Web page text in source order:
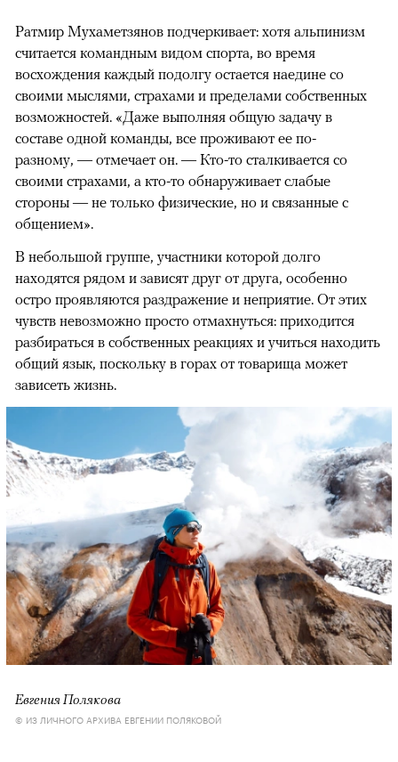
Ратмир Мухаметзянов подчеркивает: хотя альпинизм
считается командным видом спорта, во время
восхождения каждый подолгу остается наедине со
своими мыслями, страхами и пределами собственных
возможностей. «Даже выполняя общую задачу в
составе одной команды, все проживают ее по-
разному, — отмечает он. — Кто-то сталкивается со
своими страхами, а кто-то обнаруживает слабые
стороны — не только физические, но и связанные с
общением».
В небольшой группе, участники которой долго
находятся рядом и зависят друг от друга, особенно
остро проявляются раздражение и неприятие. От этих
чувств невозможно просто отмахнуться: приходится
разбираться в собственных реакциях и учиться находить
общий язык, поскольку в горах от товарища может
зависеть жизнь.
Евгения Полякова
© ИЗ ЛИЧНОГО АРХИВА ЕВГЕНИИ ПОЛЯКОВОЙ